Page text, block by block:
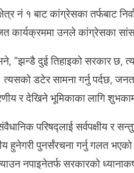
नं १ बाट कांग्रेसका तर्फबाट
कार्यक्रममा उनले कांग्रेसका
“झन्डै दुई तिहाइको सरकार छ,
डटेर सामना गर्नु पर्दछ,
र देखिने भूमिकाका लागि
परिषद्लाई सर्वपक्षीय र
हुनेगरी पुनर्संरचना गर्नु गलत
नपाइनेतर्फ सरकारको